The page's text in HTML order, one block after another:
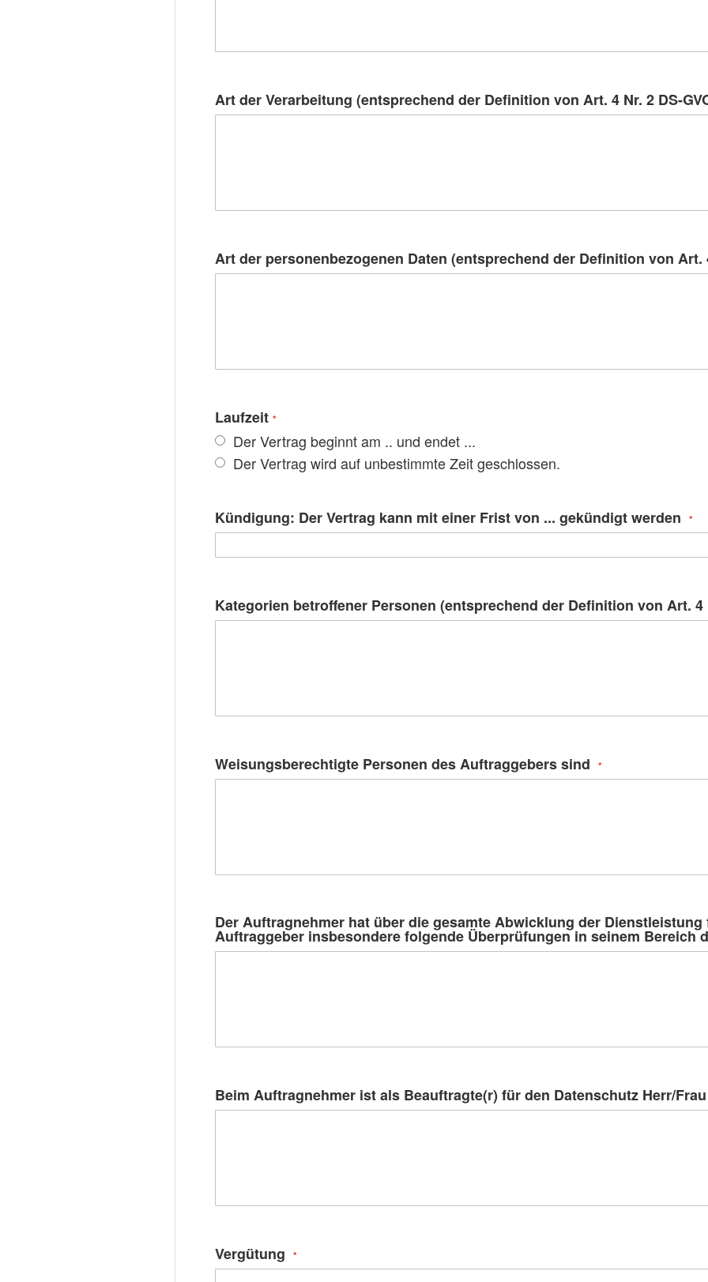
Art der Verarbeitung (entsprechend der Definition von Art. 4 Nr. 2 DS-
Art der personenbezogenen Daten (entsprechend der Definition von Art.
Laufzeit
Der Vertrag beginnt am .. und endet ...
Der Vertrag wird auf unbestimmte Zeit geschlossen.
Kündigung: Der Vertrag kann mit einer Frist von ... gekündigt werden
Kategorien betroffener Personen (entsprechend der Definition von Art. 4
Weisungsberechtigte Personen des Auftraggebers sind
Der Auftragnehmer hat über die gesamte Abwicklung der Dienstleistung
Auftraggeber insbesondere folgende Überprüfungen in seinem Bereich
Beim Auftragnehmer ist als Beauftragte(r) für den Datenschutz Herr/Frau
Vergütung